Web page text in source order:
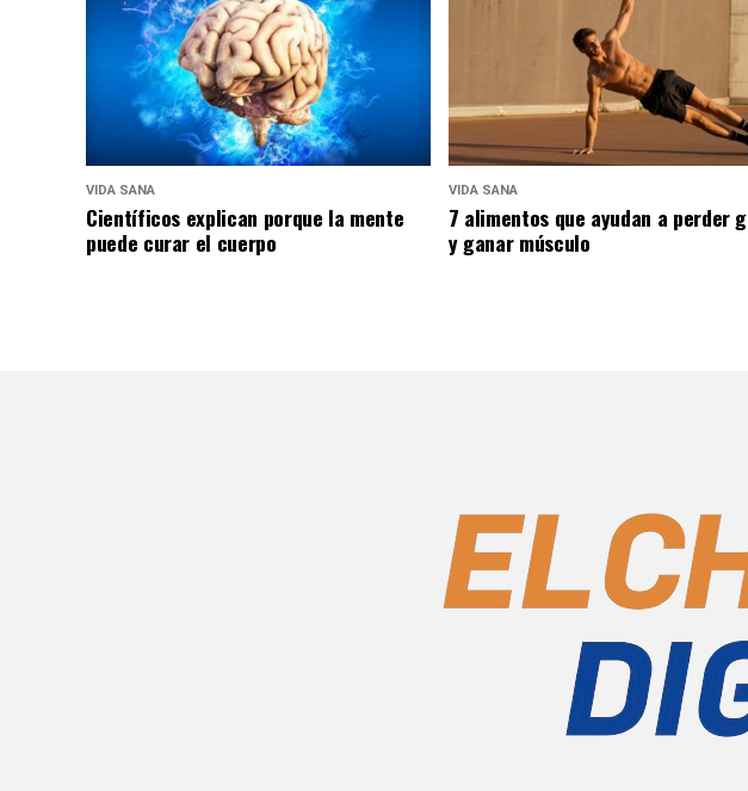
VIDA SANA
Científicos explican porque la mente
puede curar el cuerpo
VIDA SANA
7 alimentos que ayudan a perder
y ganar músculo